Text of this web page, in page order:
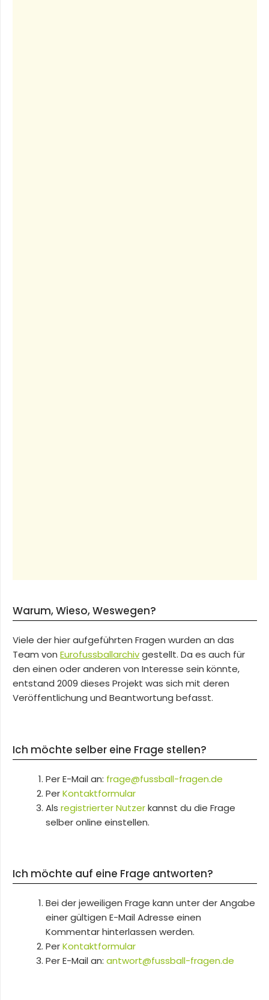
Warum, Wieso, Weswegen?
Viele der hier aufgeführten Fragen wurden an das
Team von Eurofussballarchivgestellt. Da es auch für
den einen oder anderen von Interesse sein könnte,
entstand 2009 dieses Projekt was sich mit deren
Veröffentlichung und Beantwortung befasst.
Ich möchte selber eine Frage stellen?
Per E-Mail an: frage@fussball-fragen.de
PerKontaktformular
Als registrierter Nutzerkannst du die Frage
selber online einstellen.
Ich möchte auf eine Frage antworten?
Bei der jeweiligen Frage kann unter der Angabe
einer gültigen E-Mail Adresse einen
Kommentar hinterlassen werden.
PerKontaktformular
Per E-Mail an: antwort@fussball-fragen.de